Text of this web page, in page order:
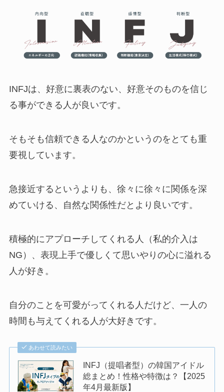
INFJは、好意に裏表のない、好意そのものを信じ
る事ができる人が良いです。
そもそも信頼できる人なのかというのをとても重
要視しています。
急接近するというよりも、徐々に徐々に関係を深
めていける、自然な関係性だとより良いです。
積極的にアプローチしてくれる人（私的介入は
NG）、表現上手で優しくて思いやりの心に溢れる
人が好き。
自分のことを可愛がってくれる人だけど、一人の
時間も与えてくれる人が大好きです。
あわせて読みたい
INFJ（提唱者型）の韓国アイドル
総まとめ！性格や特徴は？【2025
年4月最新版】